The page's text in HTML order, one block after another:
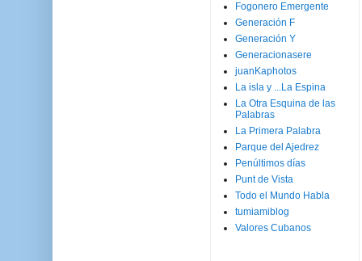
Fogonero Emergente
Generación F
Generación Y
Generacionasere
juanKaphotos
La isla y ...La Espina
La Otra Esquina de las
Palabras
La Primera Palabra
Parque del Ajedrez
Penúltimos días
Punt de Vista
Todo el Mundo Habla
tumiamiblog
Valores Cubanos